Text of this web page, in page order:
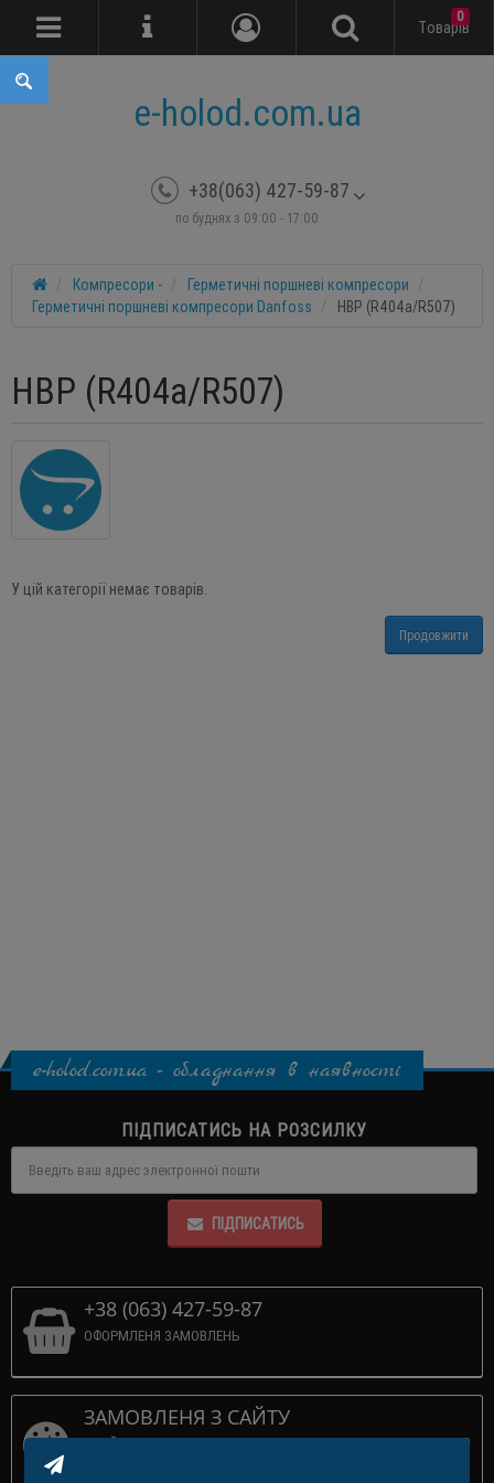
e-holod.com.ua
+38(063) 427-59-87
по буднях з 09:00 - 17:00
Tоварів
0
Компресори -
Герметичні поршневі компресори
Герметичні поршневі компресори Danfoss
HBP (R404a/R507)
HBP (R404a/R507)
У цій категорії немає товарів.
Продовжити
e-holod.com.ua - обладнання в наявності
ПІДПИСАТИСЬ НА РОЗСИЛКУ
ПІДПИСАТИСЬ
+38 (063) 427-59-87
ОФОРМЛЕНЯ ЗАМОВЛЕНЬ
ЗАМОВЛЕНЯ З САЙТУ
ПРИЙМАЕМО 24/7